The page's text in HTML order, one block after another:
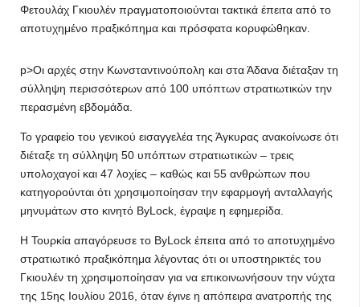
Φετουλάχ Γκιουλέν πραγματοποιούνται τακτικά έπειτα από το
αποτυχημένο πραξικόπημα και πρόσφατα κορυφώθηκαν.
p>Οι αρχές στην Κωνσταντινούπολη και στα Άδανα διέταξαν τη
σύλληψη περισσότερων από 100 υπόπτων στρατιωτικών την
περασμένη εβδομάδα.
Το γραφείο του γενικού εισαγγελέα της Άγκυρας ανακοίνωσε ότι
διέταξε τη σύλληψη 50 υπόπτων στρατιωτικών – τρεις
υπολοχαγοί και 47 λοχίες – καθώς και 55 ανθρώπων που
κατηγορούνται ότι χρησιμοποίησαν την εφαρμογή ανταλλαγής
μηνυμάτων στο κινητό ByLock, έγραψε η εφημερίδα.
Η Τουρκία απαγόρευσε το ByLock έπειτα από το αποτυχημένο
στρατιωτικό πραξικόπημα λέγοντας ότι οι υποστηρικτές του
Γκιουλέν τη χρησιμοποίησαν για να επικοινωνήσουν την νύχτα
της 15ης Ιουλίου 2016, όταν έγινε η απόπειρα ανατροπής της